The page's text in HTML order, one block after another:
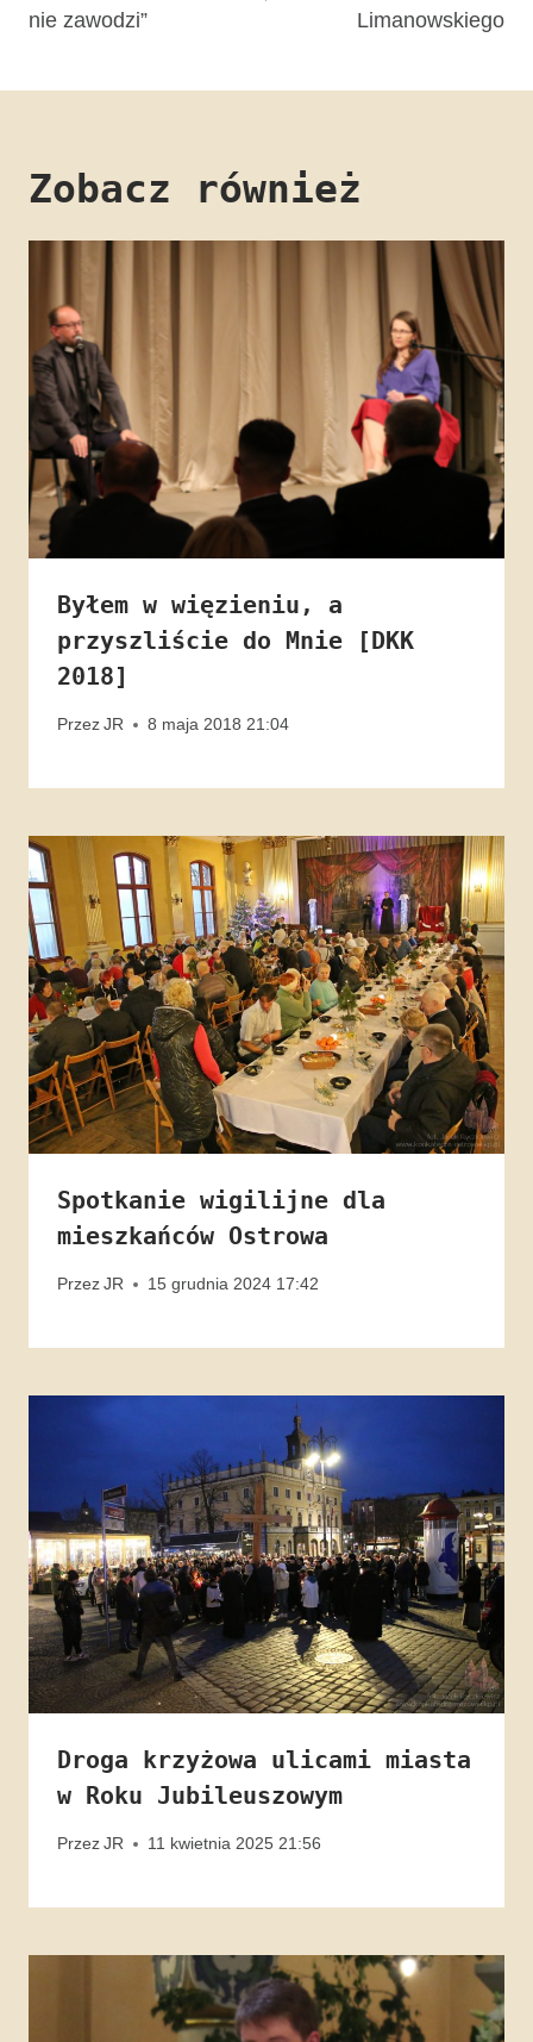
nie zawodzi”
Limanowskiego
Zobacz również
Byłem w więzieniu, a
przyszliście do Mnie [DKK
2018]
PrzezJR 8 maja 2018 21:04
Spotkanie wigilijne dla
mieszkańców Ostrowa
PrzezJR 15 grudnia 2024 17:42
Droga krzyżowa ulicami miasta
w Roku Jubileuszowym
PrzezJR 11 kwietnia 2025 21:56